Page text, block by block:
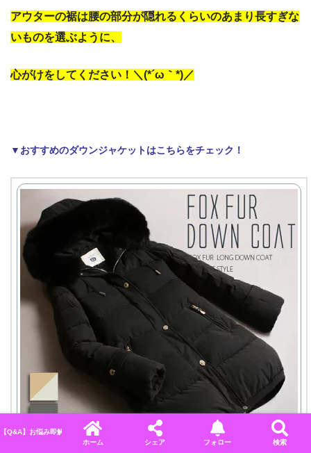
アウターの裾は腰の部分が隠れるくらいのあまり長すぎな
いものを選ぶように、
心がけをしてください！＼(*´ω｀*)／
▼おすすめのダウンジャケットはこちらをチェック！
【Q&A】お悩み即解決！ディズニーに関するよくある質問＆回答まとめ
ホーム
シェア フォロー 検索